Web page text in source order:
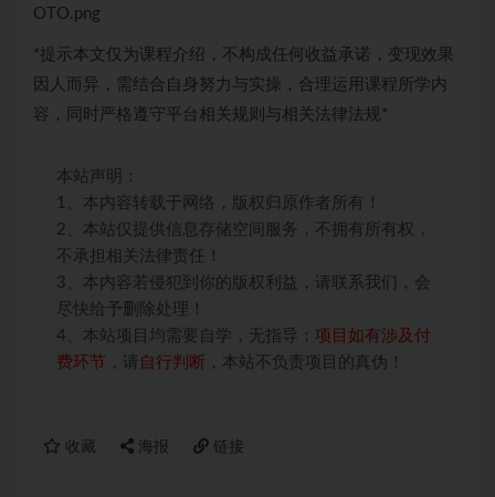
OTO.png
*提示本文仅为课程介绍，不构成任何收益承诺，变现效果
因人而异，需结合自身努力与实操，合理运用课程所学内
容，同时严格遵守平台相关规则与相关法律法规*
本站声明：
1、本内容转载于网络，版权归原作者所有！
2、本站仅提供信息存储空间服务，不拥有所有权，
不承担相关法律责任！
3、本内容若侵犯到你的版权利益，请联系我们，会
尽快给予删除处理！
4、本站项目均需要自学，无指导； 项目如有涉及付
费环节 ，请 自行判断 ，本站不负责项目的真伪！
收藏 海报 链接